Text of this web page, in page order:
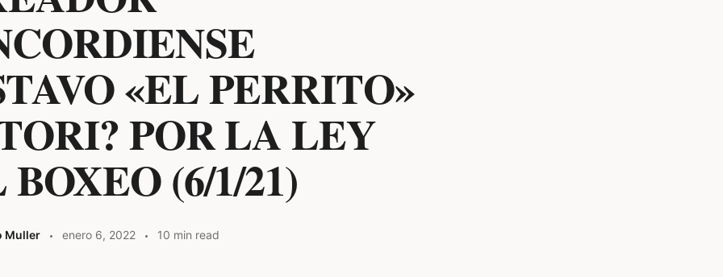
«EL PERRITO»
POR LA LEY
(6/1/21)
Muller enero 6, 2022 10 min read